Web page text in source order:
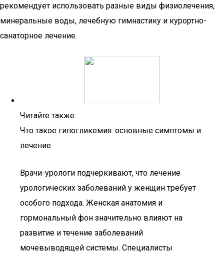
рекомендует использовать разные виды физиолечения,
минеральные воды, лечебную гимнастику и курортно-
санаторное лечение.
Читайте также:
Что такое гипогликемия: основные симптомы и
лечение
Врачи-урологи подчеркивают, что лечение
урологических заболеваний у женщин требует
особого подхода. Женская анатомия и
гормональный фон значительно влияют на
развитие и течение заболеваний
мочевыводящей системы. Специалисты